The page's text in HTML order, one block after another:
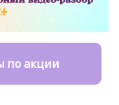
по акции